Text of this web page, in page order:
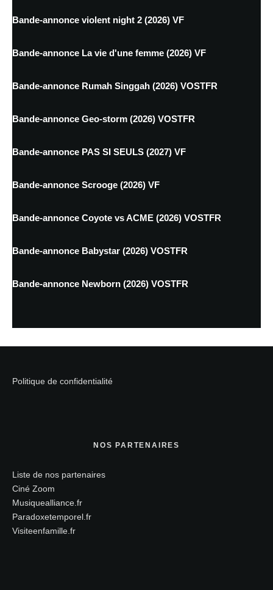
Bande-annonce violent night 2 (2026) VF
Bande-annonce La vie d'une femme (2026) VF
Bande-annonce Rumah Singgah (2026) VOSTFR
Bande-annonce Geo-storm (2026) VOSTFR
Bande-annonce PAS SI SEULS (2027) VF
Bande-annonce Scrooge (2026) VF
Bande-annonce Coyote vs ACME (2026) VOSTFR
Bande-annonce Babystar (2026) VOSTFR
Bande-annonce Newborn (2026) VOSTFR
Politique de confidentialité
NOS PARTENAIRES
Liste de nos partenaires
Ciné Zoom
Musiquealliance.fr
Paradoxetemporel.fr
Visiteenfamille.fr